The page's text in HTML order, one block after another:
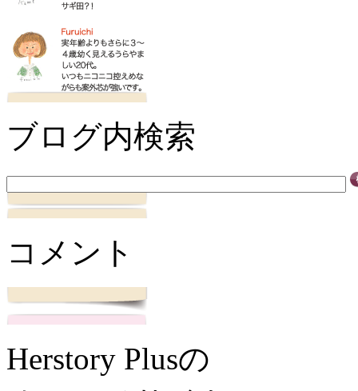
ブログ内検索
コメント
Herstory Plusの